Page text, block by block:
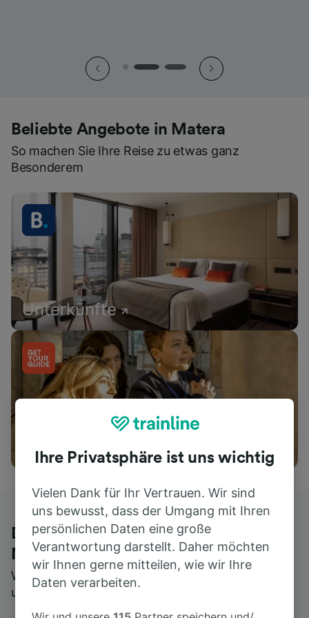
Beliebte Angebote in Matera
So machen Sie Ihre Reise zu etwas ganz
Besonderem
Unterkünfte
Aktivitäten
Die ehrliche Meinung von Trainline-
Nutzern
Wer könnte Ihnen besseres Feedback geben als
unsere Kunden selbst?
Ihre Privatsphäre ist uns wichtig
Vielen Dank für Ihr Vertrauen. Wir sind
uns bewusst, dass der Umgang mit Ihren
persönlichen Daten eine große
Verantwortung darstellt. Daher möchten
wir Ihnen gerne mitteilen, wie wir Ihre
Daten verarbeiten.